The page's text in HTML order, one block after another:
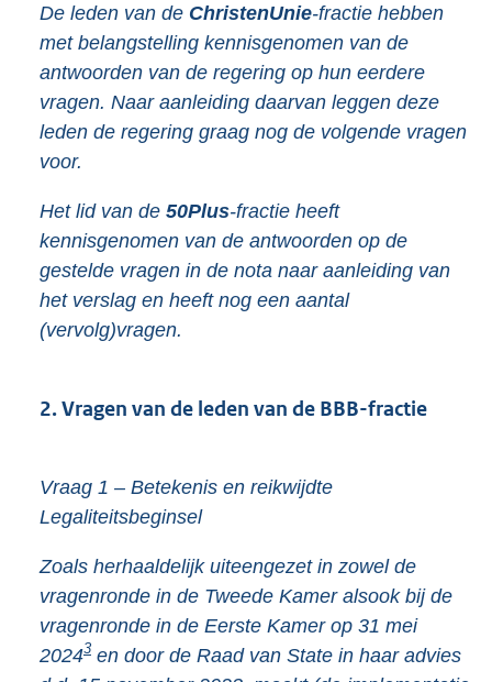
De leden van de ChristenUnie-fractie hebben
met belangstelling kennisgenomen van de
antwoorden van de regering op hun eerdere
vragen. Naar aanleiding daarvan leggen deze
leden de regering graag nog de volgende vragen
voor.
Het lid van de 50Plus-fractie heeft
kennisgenomen van de antwoorden op de
gestelde vragen in de nota naar aanleiding van
het verslag en heeft nog een aantal
(vervolg)vragen.
2. Vragen van de leden van de BBB-fractie
Vraag 1 – Betekenis en reikwijdte
Legaliteitsbeginsel
Zoals herhaaldelijk uiteengezet in zowel de
vragenronde in de Tweede Kamer alsook bij de
vragenronde in de Eerste Kamer op 31 mei
20243 en door de Raad van State in haar advies